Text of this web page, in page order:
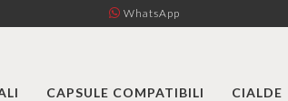
WhatsApp
CAPSULE COMPATIBILI CIALDE